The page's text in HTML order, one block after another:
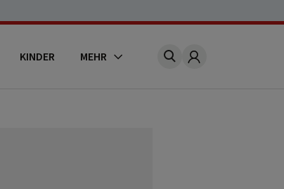
KINDER MEHR Account